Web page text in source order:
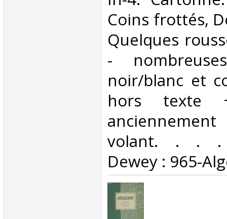
Coins frottés,
Quelques
-
noir/blanc et
hors texte
volant. . . .
Dewey : 965-